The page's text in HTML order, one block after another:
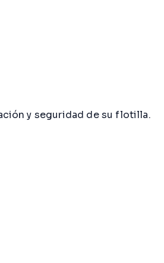
y seguridad de su flotilla.